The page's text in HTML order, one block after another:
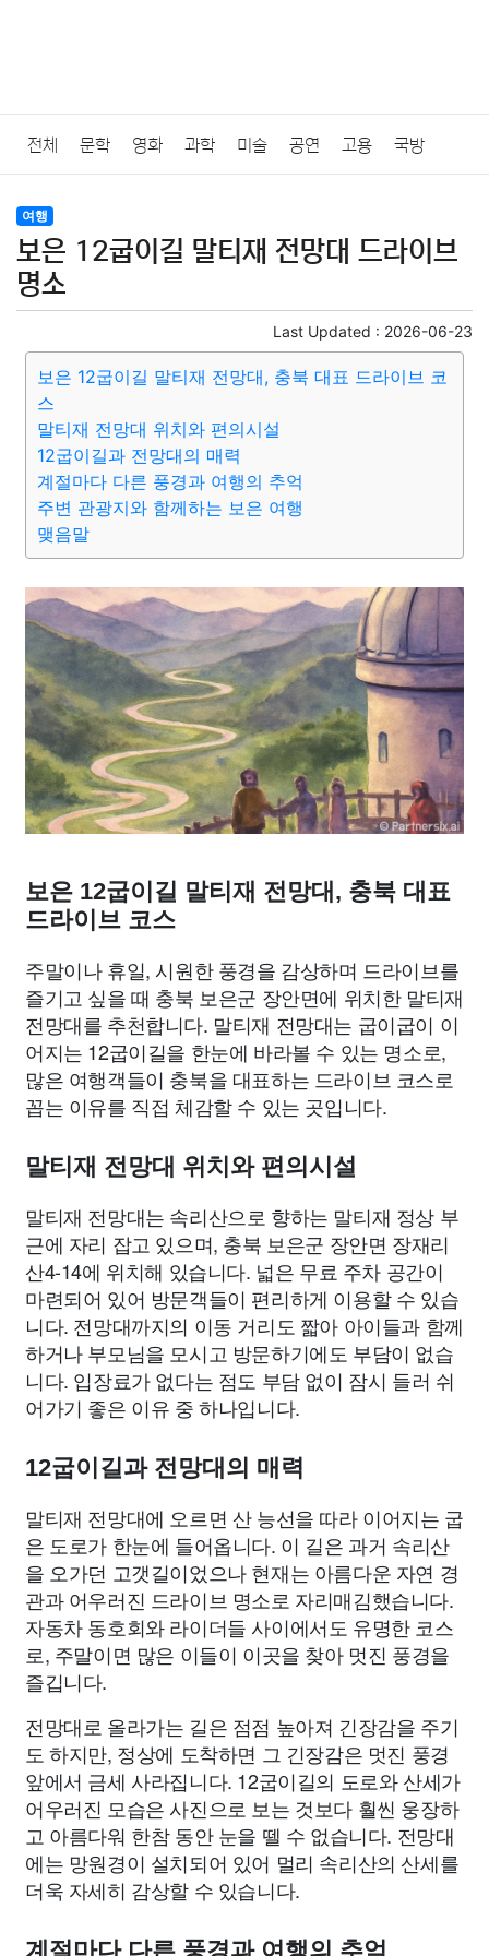
전체 문학 영화 과학 미술 공연 고용 국방
법률
질병 가요 방송 일상 주식 암호화폐 블록체인
미용 증권 인테리어
요리 상품리뷰 원예 금융 게임 스포츠 사진
대출 자동차 취미 여행 맛집
종교 사회 정치 건강 의료 의학
부동산 외국어 교육 교통 생활 기타
여행
보은 12굽이길 말티재 전망대 드라이브
명소
Last Updated : 2026-06-23
보은 12굽이길 말티재 전망대, 충북 대표 드라이브 코
스
말티재 전망대 위치와 편의시설
12굽이길과 전망대의 매력
계절마다 다른 풍경과 여행의 추억
주변 관광지와 함께하는 보은 여행
맺음말
보은 12굽이길 말티재 전망대, 충북 대표
드라이브 코스
주말이나 휴일, 시원한 풍경을 감상하며 드라이브를
즐기고 싶을 때 충북 보은군 장안면에 위치한 말티재
전망대를 추천합니다. 말티재 전망대는 굽이굽이 이
어지는 12굽이길을 한눈에 바라볼 수 있는 명소로,
많은 여행객들이 충북을 대표하는 드라이브 코스로
꼽는 이유를 직접 체감할 수 있는 곳입니다.
말티재 전망대 위치와 편의시설
말티재 전망대는 속리산으로 향하는 말티재 정상 부
근에 자리 잡고 있으며, 충북 보은군 장안면 장재리
산4-14에 위치해 있습니다. 넓은 무료 주차 공간이
마련되어 있어 방문객들이 편리하게 이용할 수 있습
니다. 전망대까지의 이동 거리도 짧아 아이들과 함께
하거나 부모님을 모시고 방문하기에도 부담이 없습
니다. 입장료가 없다는 점도 부담 없이 잠시 들러 쉬
어가기 좋은 이유 중 하나입니다.
12굽이길과 전망대의 매력
말티재 전망대에 오르면 산 능선을 따라 이어지는 굽
은 도로가 한눈에 들어옵니다. 이 길은 과거 속리산
을 오가던 고갯길이었으나 현재는 아름다운 자연 경
관과 어우러진 드라이브 명소로 자리매김했습니다.
자동차 동호회와 라이더들 사이에서도 유명한 코스
로, 주말이면 많은 이들이 이곳을 찾아 멋진 풍경을
즐깁니다.
전망대로 올라가는 길은 점점 높아져 긴장감을 주기
도 하지만, 정상에 도착하면 그 긴장감은 멋진 풍경
앞에서 금세 사라집니다. 12굽이길의 도로와 산세가
어우러진 모습은 사진으로 보는 것보다 훨씬 웅장하
고 아름다워 한참 동안 눈을 뗄 수 없습니다. 전망대
에는 망원경이 설치되어 있어 멀리 속리산의 산세를
더욱 자세히 감상할 수 있습니다.
계절마다 다른 풍경과 여행의 추억